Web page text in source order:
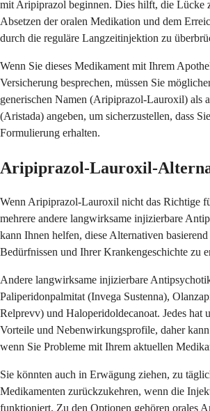
mit Aripiprazol beginnen. Dies hilft, die Lücke
Absetzen der oralen Medikation und dem
durch die reguläre Langzeitinjektion zu
Wenn Sie dieses Medikament mit Ihrem
Versicherung besprechen, müssen Sie
generischen Namen (Aripiprazol-Lauroxil) als
(Aristada) angeben, um sicherzustellen, dass
Formulierung erhalten.
Aripiprazol-Lauroxil-
Wenn Aripiprazol-Lauroxil nicht das Richtige
mehrere andere langwirksame injizierbare
kann Ihnen helfen, diese Alternativen
Bedürfnissen und Ihrer Krankengeschichte zu
Andere langwirksame injizierbare
Paliperidonpalmitat (Invega Sustenna),
Relprevv) und Haloperidoldecanoat. Jedes hat
Vorteile und Nebenwirkungsprofile, daher
wenn Sie Probleme mit Ihrem aktuellen
Sie könnten auch in Erwägung ziehen, zu
Medikamenten zurückzukehren, wenn die
funktioniert. Zu den Optionen gehören orales